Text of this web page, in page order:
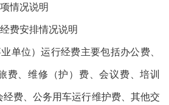
情况说明
费安排情况说明
单位）运行经费主要包括办公费、
费、维修（护）费、会议费、培训
费、公务用车运行维护费、其他交